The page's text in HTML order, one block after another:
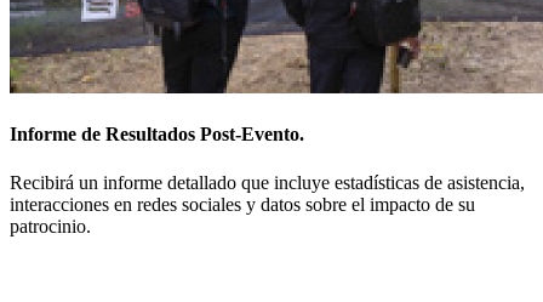
Informe de Resultados Post-Evento.
Recibirá un informe detallado que incluye estadísticas de asistencia,
interacciones en redes sociales y datos sobre el impacto de su
patrocinio.